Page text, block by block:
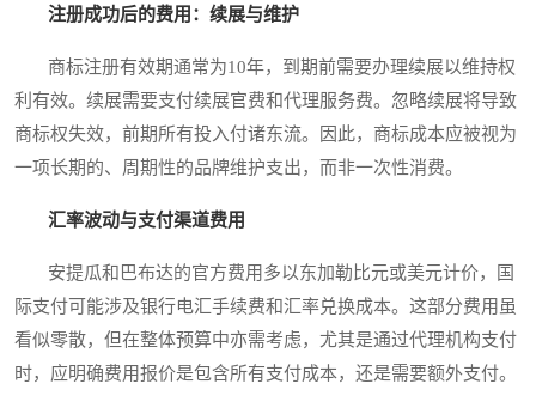
注册成功后的费用：续展与维护
商标注册有效期通常为10年，到期前需要办理续展以维持权
利有效。续展需要支付续展官费和代理服务费。忽略续展将导致
商标权失效，前期所有投入付诸东流。因此，商标成本应被视为
一项长期的、周期性的品牌维护支出，而非一次性消费。
汇率波动与支付渠道费用
安提瓜和巴布达的官方费用多以东加勒比元或美元计价，国
际支付可能涉及银行电汇手续费和汇率兑换成本。这部分费用虽
看似零散，但在整体预算中亦需考虑，尤其是通过代理机构支付
时，应明确费用报价是包含所有支付成本，还是需要额外支付。